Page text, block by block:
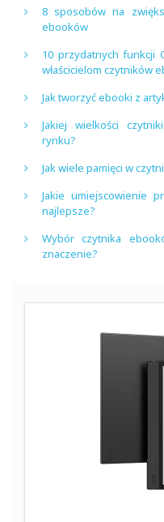
8 sposobów na
ebooków
10 przydatnych funkcji
właścicielom czytników
Jak tworzyć ebooki z
Jakiej wielkości
rynku?
Jak wiele pamięci w
Jakie umiejscowienie
najlepsze?
Wybór czytnika
znaczenie?